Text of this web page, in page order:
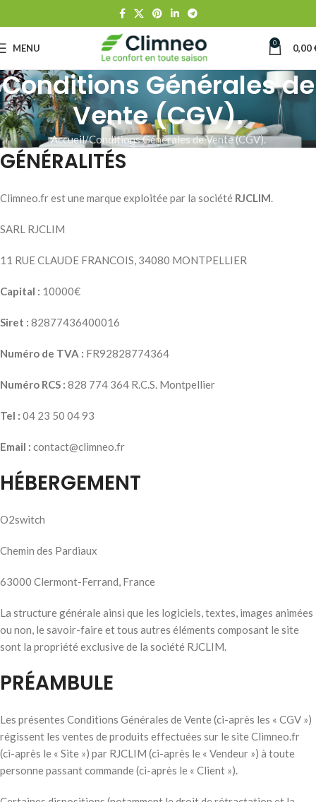
MENU 0 0,00
Conditions Générales de
Vente (CGV).
Accueil Conditions Générales de Vente (CGV).
GÉNÉRALITÉS
Climneo.fr est une marque exploitée par la société RJCLIM.
SARL RJCLIM
11 RUE CLAUDE FRANCOIS, 34080 MONTPELLIER
Capital : 10000€
Siret : 82877436400016
Numéro de TVA : FR92828774364
Numéro RCS : 828 774 364 R.C.S. Montpellier
Tel : 04 23 50 04 93
Email : contact@climneo.fr
HÉBERGEMENT
O2switch
Chemin des Pardiaux
63000 Clermont-Ferrand, France
La structure générale ainsi que les logiciels, textes, images animées
ou non, le savoir-faire et tous autres éléments composant le site
sont la propriété exclusive de la société RJCLIM.
PRÉAMBULE
Les présentes Conditions Générales de Vente (ci-après les « CGV »)
régissent les ventes de produits effectuées sur le site Climneo.fr
(ci-après le « Site ») par RJCLIM (ci-après le « Vendeur ») à toute
personne passant commande (ci-après le « Client »).